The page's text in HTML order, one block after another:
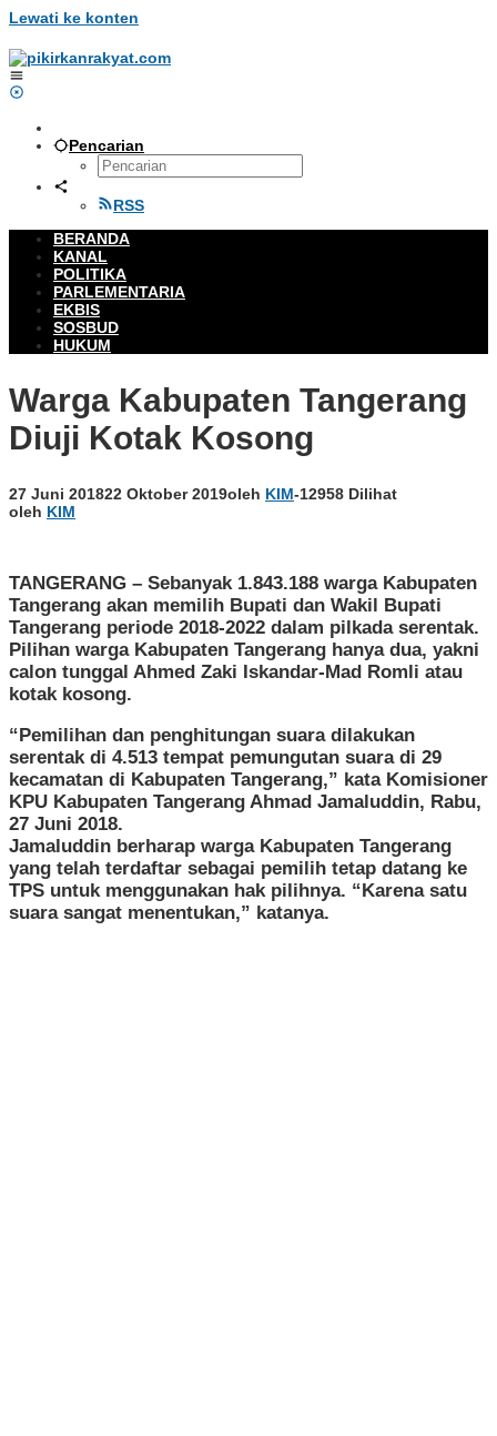
Lewati ke konten
Pencarian
RSS
BERANDA
KANAL
POLITIKA
PARLEMENTARIA
EKBIS
SOSBUD
HUKUM
Warga Kabupaten Tangerang
Diuji Kotak Kosong
27 Juni 201822 Oktober 2019oleh KIM-12958 Dilihat
oleh KIM
TANGERANG – Sebanyak 1.843.188 warga Kabupaten
Tangerang akan memilih Bupati dan Wakil Bupati
Tangerang periode 2018-2022 dalam pilkada serentak.
Pilihan warga Kabupaten Tangerang hanya dua, yakni
calon tunggal Ahmed Zaki Iskandar-Mad Romli atau
kotak kosong.
“Pemilihan dan penghitungan suara dilakukan
serentak di 4.513 tempat pemungutan suara di 29
kecamatan di Kabupaten Tangerang,” kata Komisioner
KPU Kabupaten Tangerang Ahmad Jamaluddin, Rabu,
27 Juni 2018.
Jamaluddin berharap warga Kabupaten Tangerang
yang telah terdaftar sebagai pemilih tetap datang ke
TPS untuk menggunakan hak pilihnya. “Karena satu
suara sangat menentukan,” katanya.